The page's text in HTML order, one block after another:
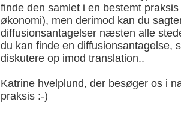
finde den samlet i en bestemt
økonomi), men derimod kan du
diffusionsantagelser næsten alle
du kan finde en diffusionsantagelse,
diskutere op imod translation..
Katrine hvelplund, der besøger os i
praksis :-)